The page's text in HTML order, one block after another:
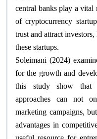
central banks play a
of cryptocurrency
trust and attract
these startups.
Soleimani (2024)
for the growth and
this study show that
approaches can not
marketing campaigns,
advantages in